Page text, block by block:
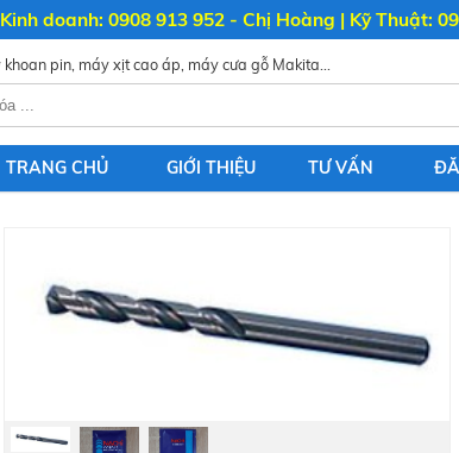
Kinh doanh: 0908 913 952 - Chị Hoàng | Kỹ Thuật:
TRANG CHỦ GIỚI THIỆU TƯ VẤN